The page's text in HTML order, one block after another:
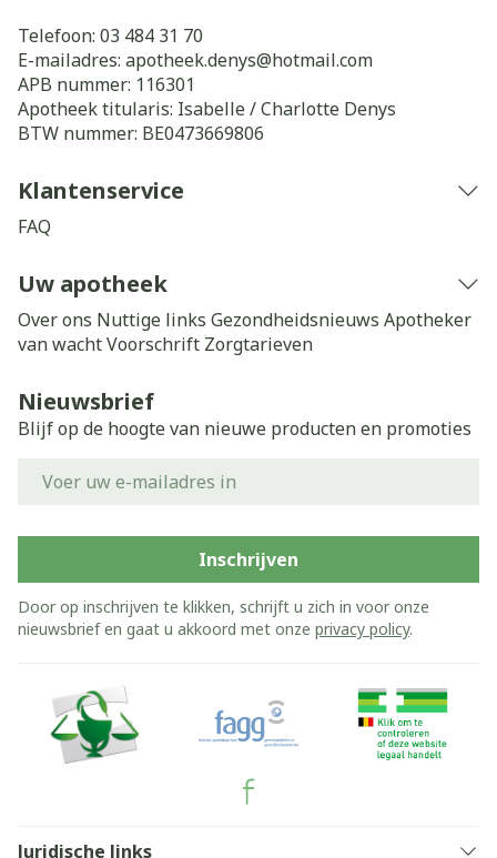
Telefoon: 03 484 31 70
E-mailadres: apotheek.denys@hotmail.com
APB nummer: 116301
Apotheek titularis: Isabelle / Charlotte Denys
BTW nummer: BE0473669806
Klantenservice
FAQ
Uw apotheek
Over ons Nuttige links Gezondheidsnieuws Apotheker
van wachtVoorschrift Zorgtarieven
Nieuwsbrief
Blijf op de hoogte van nieuwe producten en promoties
Inschrijven
Door op inschrijven te klikken, schrijft u zich in voor onze
nieuwsbrief en gaat u akkoord met onze privacy policy.
Juridische links